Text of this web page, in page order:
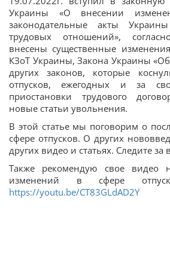
Украины «О внесении
законодательные акты
трудовых отношений»,
внесены существенные
КЗоТ Украины, Закона Украины
других законов, которые
отпусков, ежегодных и за
приостановки трудового
новые статьи увольнения.
В этой статье мы поговорим о
сфере отпусков. О других
других видео и статьях. Следите за
Также рекомендую свое видео
изменений в сфере
https://youtu.be/CT83GLdAD2Y